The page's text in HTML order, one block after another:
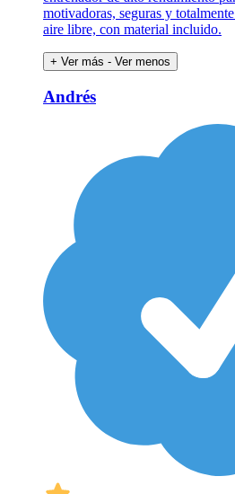
motivadoras, seguras y
aire libre, con material incluido.
+ Ver más - Ver menos
Andrés